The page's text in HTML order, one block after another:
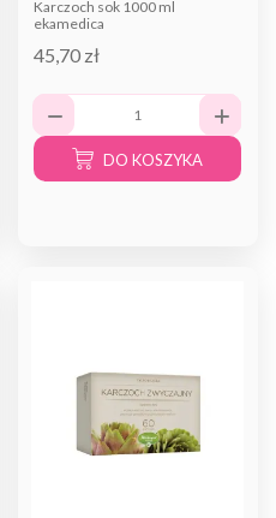
Karczoch sok 1000 ml
ekamedica
45,70 zł
DO KOSZYKA